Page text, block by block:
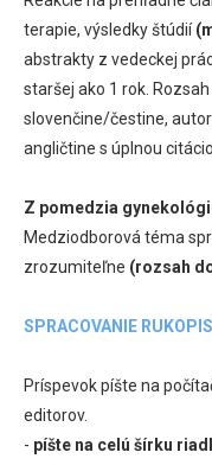
terapie, výsledky štúdií
abstrakty z vedeckej
staršej ako 1 rok. Rozsah
slovenčine/čestine,
angličtine s úplnou
Z pomedzia
Medziodborová téma
zrozumiteľne (rozsah
SPRACOVANIE
Príspevok píšte na
editorov.
- píšte na celú šírku